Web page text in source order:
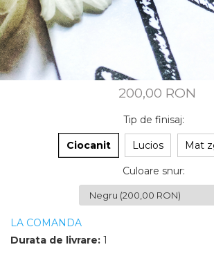
CUSTOM MADE
Animal Instinct
AN-TAN-TICHITAN
200,00 RON
Tip de finisaj:
Ciocanit Lucios Mat
Culoare snur:
LA COMANDA
Durata de livrare: 1